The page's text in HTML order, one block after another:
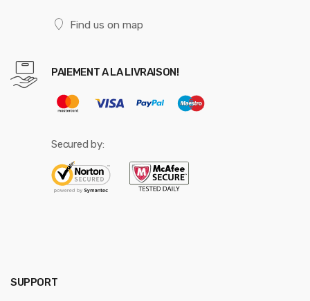
Find us on map
PAIEMENT A LA LIVRAISON!
Secured by:
SUPPORT